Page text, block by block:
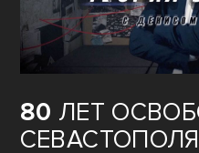
80 ЛЕТ
СЕВАСТОПОЛЯ